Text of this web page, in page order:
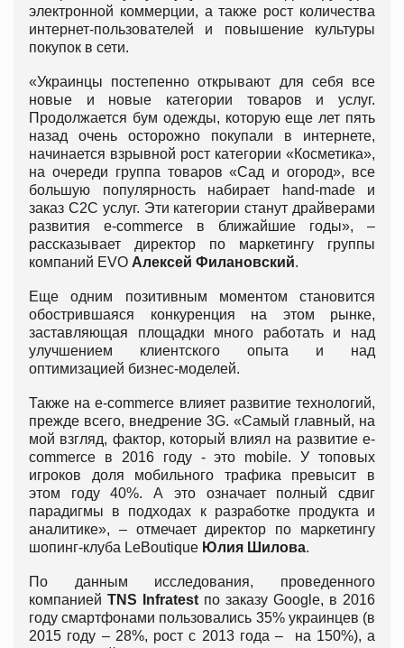
электронной коммерции, а также рост количества
интернет-пользователей и повышение культуры
покупок в сети.
«Украинцы постепенно открывают для себя все
новые и новые категории товаров и услуг.
Продолжается бум одежды, которую еще лет пять
назад очень осторожно покупали в интернете,
начинается взрывной рост категории «Косметика»,
на очереди группа товаров «Сад и огород», все
большую популярность набирает hand-made и
заказ С2С услуг. Эти категории станут драйверами
развития e-commerce в ближайшие годы», –
рассказывает директор по маркетингу группы
компаний EVO Алексей Филановский.
Еще одним позитивным моментом становится
обострившаяся конкуренция на этом рынке,
заставляющая площадки много работать и над
улучшением клиентского опыта и над
оптимизацией бизнес-моделей.
Также на e-commerce влияет развитие технологий,
прежде всего, внедрение 3G. «Самый главный, на
мой взгляд, фактор, который влиял на развитие е-
commerce в 2016 году - это mobile. У топовых
игроков доля мобильного трафика превысит в
этом году 40%. А это означает полный сдвиг
парадигмы в подходах к разработке продукта и
аналитике», – отмечает директор по маркетингу
шопинг-клуба LeBoutique Юлия Шилова.
По данным исследования, проведенного
компанией TNS Infratest по заказу Google, в 2016
году смартфонами пользовались 35% украинцев (в
2015 году – 28%, рост с 2013 года – на 150%), а